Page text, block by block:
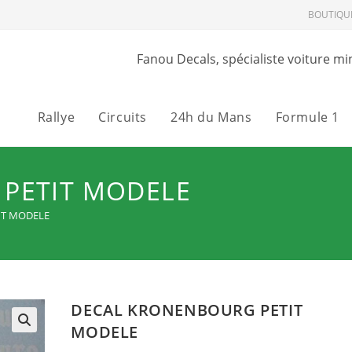
Fanou Decals, spécialiste voiture
Rallye Circuits 24h du Mans Formule 1
MODELE
MODELE
DECAL KRONENBOURG PETIT
MODELE